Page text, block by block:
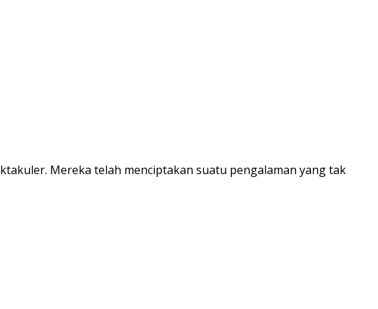
Mereka telah menciptakan suatu pengalaman yang tak